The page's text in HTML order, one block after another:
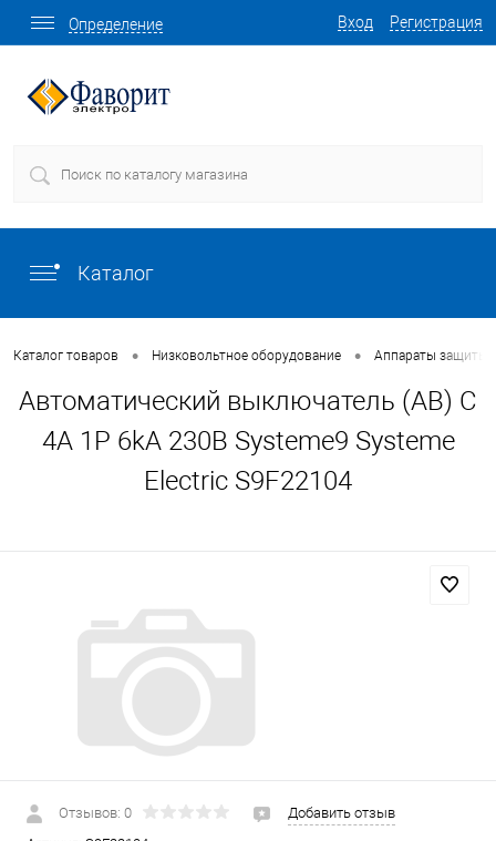
Вход Регистрация
Определение
Каталог
Каталог товаров • Низковольтное оборудование • Аппараты защиты
Автоматический выключатель (АВ) C
4A 1P 6kA 230В Systeme9 Systeme
Electric S9F22104
Отзывов: 0
Добавить отзыв